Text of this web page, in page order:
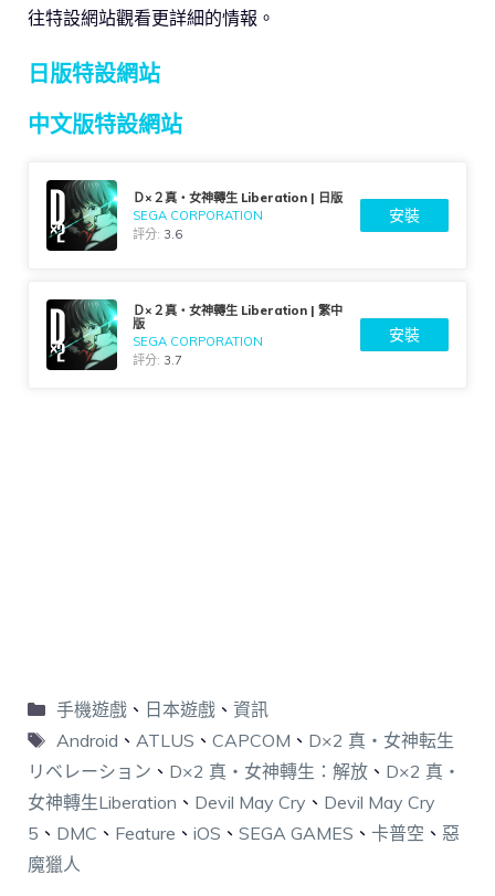
往特設網站觀看更詳細的情報。
日版特設網站
中文版特設網站
Ｄ×２真・女神轉生 Liberation | 日版
SEGA CORPORATION
評分: 3.6
安裝
Ｄ×２真・女神轉生 Liberation | 繁中
版
SEGA CORPORATION
評分: 3.7
安裝
手機遊戲、 日本遊戲、 資訊
Android 、 ATLUS 、 CAPCOM 、 D×2 真・女神転生
リベレーション 、 D×2 真・女神轉生：解放 、 D×2 真・
女神轉生Liberation 、 Devil May Cry 、 Devil May Cry
5 、 DMC 、 Feature 、 iOS 、 SEGA GAMES 、 卡普空 、 惡
魔獵人